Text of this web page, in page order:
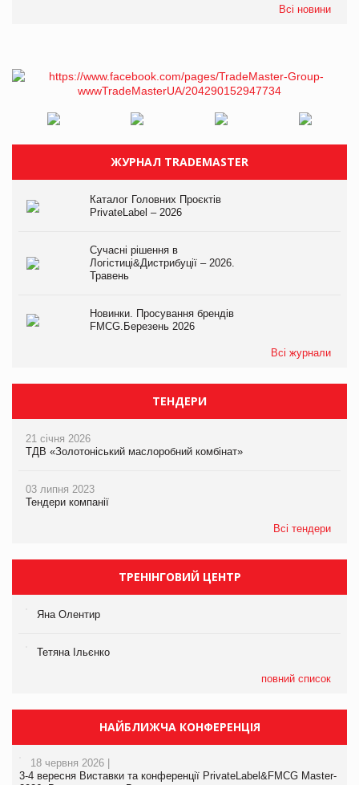
Всі новини
ЖУРНАЛ TRADEMASTER
Каталог Головних Проєктів
PrivateLabel – 2026
Сучасні рішення в
Логістиці&Дистрибуції – 2026.
Травень
Новинки. Просування брендів
FMCG.Березень 2026
Всі журнали
ТЕНДЕРИ
21 січня 2026
ТДВ «Золотоніський маслоробний комбінат»
03 липня 2023
Тендери компанії
Всі тендери
ТРЕНІНГОВИЙ ЦЕНТР
Яна Олентир
Тетяна Ільєнко
повний список
НАЙБЛИЖЧА КОНФЕРЕНЦІЯ
18 червня 2026 |
3-4 вересня Виставки та конференції PrivateLabel&FMCG Master-